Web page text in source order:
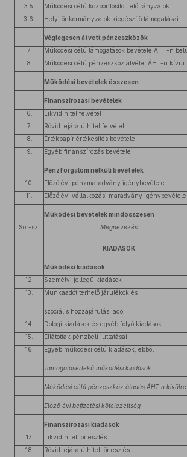
3.5.
Működési célú központosított előirányzatok
3.6.
Helyi önkormányzatok kiegészítő támogatásai
Véglegesen átvett pénzeszközök
7.
Működési célú támogatások bevétele ÁHT-n
8.
Működési célú pénzeszköz átvétel ÁHT-n kívüi
Működési bevételek összesen
Finanszírozási bevételek
6.
Likvid hitel felvétel
7.
Rövid lejáratú hitel felvétel
8.
Értékpapír értékesítés bevétele
9.
Egyéb finanszírozás bevételei
Pénzforgalom nélküli bevételek
10.
Előző évi pénzmaradvány igénybevétele
11.
Előző évi vállalkozási maradvány igénybevétele
Működési bevételek mindösszesen
Sor-sz.
Megnevezés
KIADÁSOK
Működési kiadások
12.
Személyi jellegű kiadások
13.
Munkaadót terhelő járulékok és
szociális hozzájárulási adó
14.
Dologi kiadások és egyéb folyó kiadások
15.
Ellátottak pénzbeli juttatásai
16.
Egyéb működési célú kiadások, ebből
Támogatásértékű működési kiadások
Működési célú pénzeszköz átadás ÁHT-n kívülre
Előző évi befizetési kötelezettség
Finanszírozási kiadások
17.
Likvid hitel törlesztés
18.
Rövid lejáratú hitel törlesztés